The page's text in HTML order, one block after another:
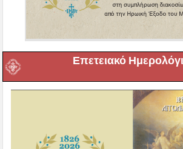
Επετειακό